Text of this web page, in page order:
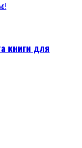
книги для